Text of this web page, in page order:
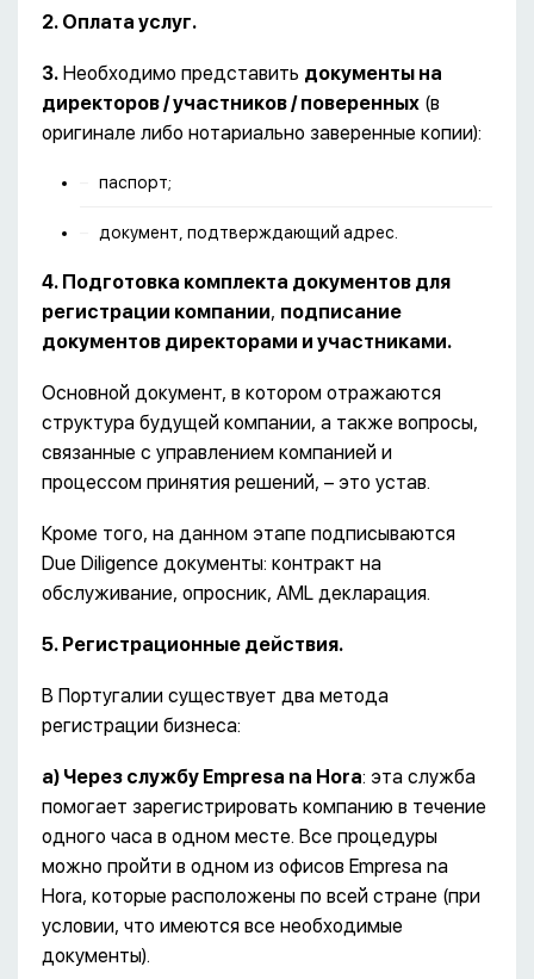
2. Оплата услуг.
3. Необходимо представить документы на
директоров / участников / поверенных (в
оригинале либо нотариально заверенные копии):
паспорт;
документ, подтверждающий адрес.
4. Подготовка комплекта документов для
регистрации компании, подписание
документов директорами и участниками.
Основной документ, в котором отражаются
структура будущей компании, а также вопросы,
связанные с управлением компанией и
процессом принятия решений, – это устав.
Кроме того, на данном этапе подписываются
Due Diligence документы: контракт на
обслуживание, опросник, AML декларация.
5. Регистрационные действия.
В Португалии существует два метода
регистрации бизнеса:
а) Через службу Empresa na Hora: эта служба
помогает зарегистрировать компанию в течение
одного часа в одном месте. Все процедуры
можно пройти в одном из офисов Empresa na
Hora, которые расположены по всей стране (при
условии, что имеются все необходимые
документы).